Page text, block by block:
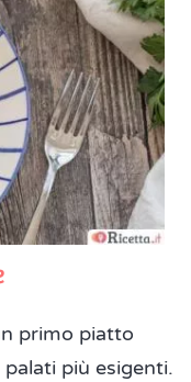
primo piatto
più esigenti.